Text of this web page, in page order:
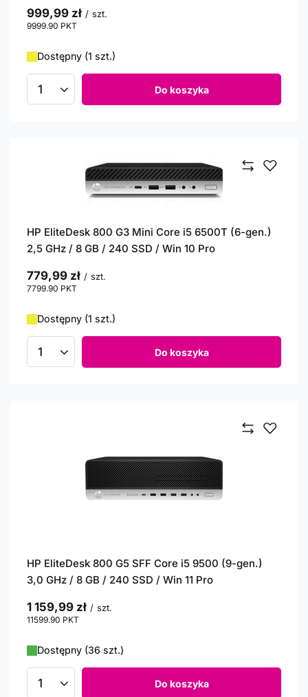
999,99 zł / szt.
9999.90 PKT
Dostępny (1 szt.)
Ilość produktów Do koszyka
HP EliteDesk 800 G3 Mini Core i5 6500T (6-gen.)
2,5 GHz / 8 GB / 240 SSD / Win 10 Pro
779,99 zł / szt.
7799.90 PKT
Dostępny (1 szt.)
Ilość produktów Do koszyka
HP EliteDesk 800 G5 SFF Core i5 9500 (9-gen.)
3,0 GHz / 8 GB / 240 SSD / Win 11 Pro
1 159,99 zł / szt.
11599.90 PKT
Dostępny (36 szt.)
Ilość produktów Do koszyka